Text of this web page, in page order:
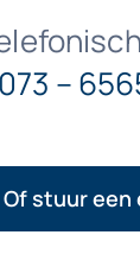
073 –
Of stuur een